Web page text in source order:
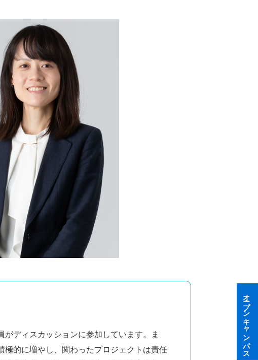
ディスカッションに参加しています。ま
的に増やし、関わったプロジェクトは責任
オープンキャンパス